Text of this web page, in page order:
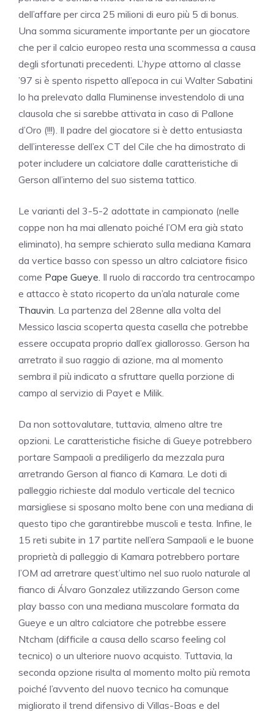
dell’affare per circa 25 milioni di euro più 5 di bonus.
Una somma sicuramente importante per un giocatore
che per il calcio europeo resta una scommessa a causa
degli sfortunati precedenti. L’hype attorno al classe
’97 si è spento rispetto all’epoca in cui Walter Sabatini
lo ha prelevato dalla Fluminense investendolo di una
clausola che si sarebbe attivata in caso di Pallone
d’Oro (!!!). Il padre del giocatore si è detto entusiasta
dell’interesse dell’ex CT del Cile che ha dimostrato di
poter includere un calciatore dalle caratteristiche di
Gerson all’interno del suo sistema tattico.
Le varianti del 3-5-2 adottate in campionato (nelle
coppe non ha mai allenato poiché l’OM era già stato
eliminato), ha sempre schierato sulla mediana Kamara
da vertice basso con spesso un altro calciatore fisico
come Pape Gueye. Il ruolo di raccordo tra centrocampo
e attacco è stato ricoperto da un’ala naturale come
Thauvin. La partenza del 28enne alla volta del
Messico lascia scoperta questa casella che potrebbe
essere occupata proprio dall’ex giallorosso. Gerson ha
arretrato il suo raggio di azione, ma al momento
sembra il più indicato a sfruttare quella porzione di
campo al servizio di Payet e Milik.
Da non sottovalutare, tuttavia, almeno altre tre
opzioni. Le caratteristiche fisiche di Gueye potrebbero
portare Sampaoli a prediligerlo da mezzala pura
arretrando Gerson al fianco di Kamara. Le doti di
palleggio richieste dal modulo verticale del tecnico
marsigliese si sposano molto bene con una mediana di
questo tipo che garantirebbe muscoli e testa. Infine, le
15 reti subite in 17 partite nell’era Sampaoli e le buone
proprietà di palleggio di Kamara potrebbero portare
l’OM ad arretrare quest’ultimo nel suo ruolo naturale al
fianco di Álvaro Gonzalez utilizzando Gerson come
play basso con una mediana muscolare formata da
Gueye e un altro calciatore che potrebbe essere
Ntcham (difficile a causa dello scarso feeling col
tecnico) o un ulteriore nuovo acquisto. Tuttavia, la
seconda opzione risulta al momento molto più remota
poiché l’avvento del nuovo tecnico ha comunque
migliorato il trend difensivo di Villas-Boas e del